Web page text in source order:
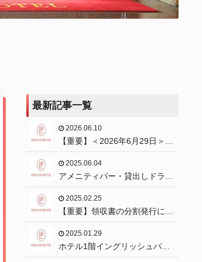
最新記事一覧
2026.06.10
【重要】＜2026年6月29日＞消
防訓練実施のお知らせ
2025.06.04
アメニティバー・貸出しドライ
ヤーのご案内
2025.02.25
【重要】領収書の分割発行に関
してのお知らせ
2025.01.29
ホテル1階イングリッシュパブ
のご案内